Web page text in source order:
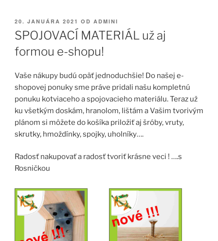
PUBLIKOVANÉ
20. JANUÁRA 2021 OD ADMINI
SPOJOVACÍ MATERIÁL už aj
formou e-shopu!
Vaše nákupy budú opäť jednoduchšie! Do našej e-
shopovej ponuky sme práve pridali našu kompletnú
ponuku kotviaceho a spojovacieho materiálu. Teraz už
ku všetkým doskám, hranolom, lištám a Vašim tvorivým
plánom si môžete do košíka priložiť aj šróby, vruty,
skrutky, hmoždínky, spojky, uholníky….
Radosť nakupovať a radosť tvoriť krásne veci ! ….s
Rosničkou